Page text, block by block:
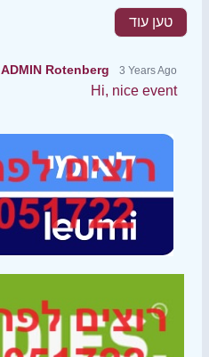
טען עוד
ADMIN Rotenberg 3 Years Ago
Hi, nice event